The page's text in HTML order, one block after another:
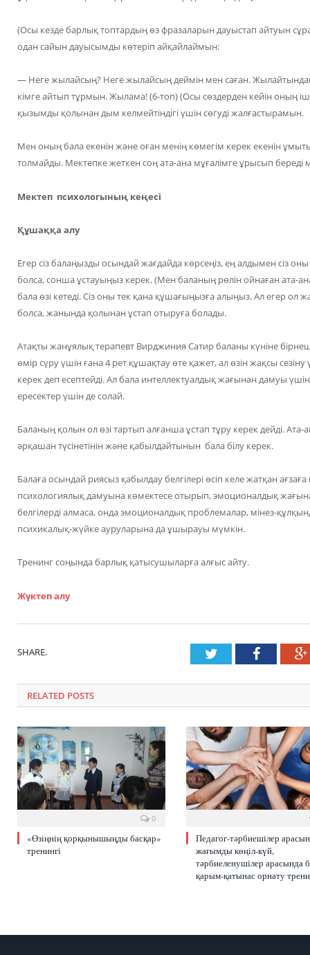
(Осы кезде барлық топтардың өз фразаларын дауыстап айтуын
одан сайын дауысымды көтеріп айқайлаймын:
— Неге жылайсың? Неге жылайсың деймін мен саған.
кімге айтып тұрмын. Жылама! (6-топ) (Осы сөздерден кейін оның
қызымды қолынан дым келмейтіндігі үшін сөгуді жалғастырамын.
Мен оның бала екенін және оған менің көмегім керек екенін
толмайды. Мектепке жеткен соң ата-ана мұғалімге ұрысып береді
Мектеп психологының кеңесі
Құшаққа алу
Егер сіз балаңызды осындай жағдайда көрсеңіз, ең алдымен сіз
болса, сонша ұстауыңыз керек. (Мен баланың рөлін ойнаған ата-
бала өзі кетеді. Сіз оны тек қана құшағыңызға алыңыз. Ал егер ол
болса, жанында қолынан ұстап отыруға болады.
Атақты жанұялық терапевт Вирджиния Сатир баланы күніне
өмір сүру үшін ғана 4 рет құшақтау өте қажет, ал өзін жақсы
керек деп есептейді. Ал бала интеллектуалдық жағынан дамуы
ересектер үшін де солай.
Баланың қолын ол өзі тартып алғанша ұстап тұру керек дейді.
әрқашан түсінетінін және қабылдайтынын бала білу керек.
Балаға осындай риясыз қабылдау белгілері өсіп келе жатқан
психологиялық дамуына көмектесе отырып, эмоционалдық
белгілерді алмаса, онда эмоционалдық проблемалар, мінез-
психикалық-жүйке ауруларына да ұшырауы мүмкін.
Тренинг соңында барлық қатысушыларға алғыс айту.
Жүктеп алу
SHARE. Twitter
RELATED POSTS
0
«Өзіңнің қорқынышыңды басқар»
тренингі
Педагог-тәрбиешілер
жағымды көңіл-күй,
тәрбиеленушілер арасында
қарым-қатынас орнату